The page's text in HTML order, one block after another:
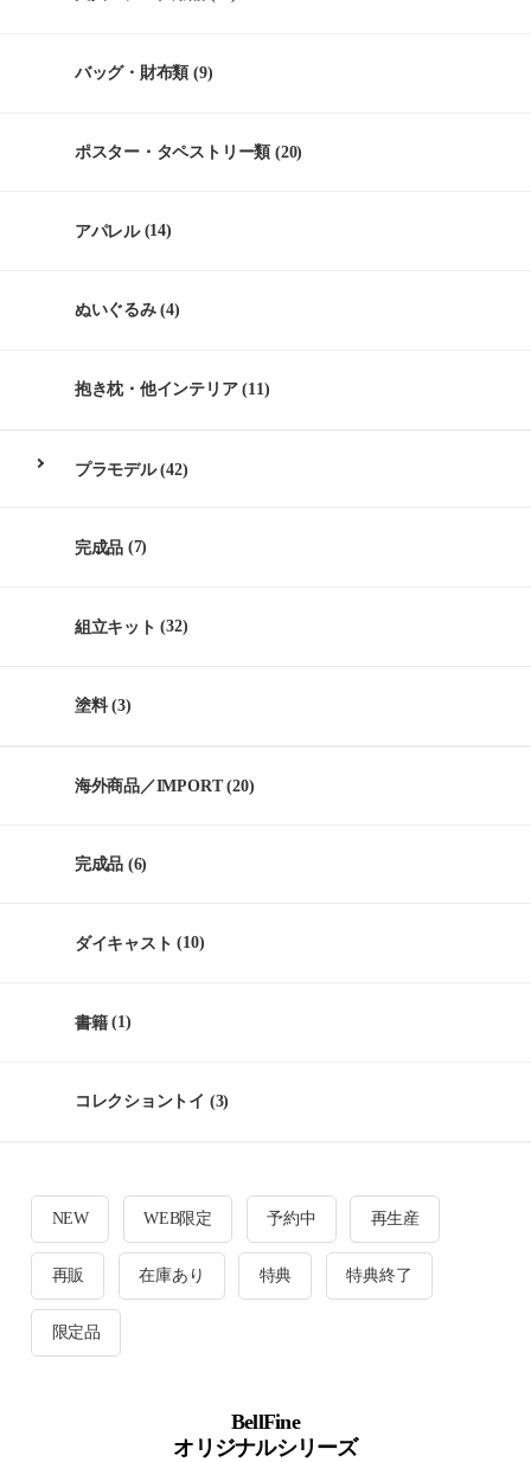
バッグ・財布類 (9)
ポスター・タペストリー類 (20)
アパレル(14)
ぬいぐるみ(4)
抱き枕・他インテリア(11)
プラモデル(42)
完成品 (7)
組立キット (32)
塗料(3)
海外商品／IMPORT(20)
完成品 (6)
ダイキャスト (10)
書籍(1)
コレクショントイ (3)
NEW WEB限定 予約中 再生産
再販 在庫あり 特典 特典終了
限定品
BellFine
オリジナルシリーズ